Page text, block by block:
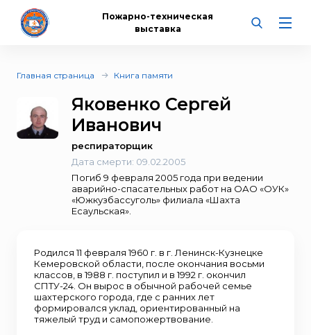
Пожарно-техническая
выставка
Главная страница Книга памяти
Яковенко Сергей
Иванович
респираторщик
Дата смерти: 09.02.2005
Погиб 9 февраля 2005 года при ведении
аварийно-спасательных работ на ОАО «ОУК»
«Южкузбассуголь» филиала «Шахта
Есаульская».
Родился 11 февраля 1960 г. в г. Ленинск-Кузнецке
Кемеровской области, после окончания восьми
классов, в 1988 г. поступил и в 1992 г. окончил
СПТУ-24. Он вырос в обычной рабочей семье
шахтерского города, где с ранних лет
формировался уклад, ориентированный на
тяжелый труд и самопожертвование.